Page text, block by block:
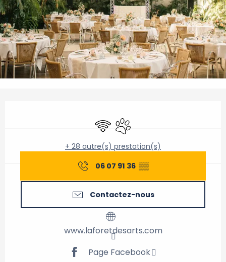
WiFi Animaux acceptés
+ 28 autre(s) prestation(s)
06 07 91 36 ▒▒
Contactez-nous
www.laforetdesarts.com
Page Facebook